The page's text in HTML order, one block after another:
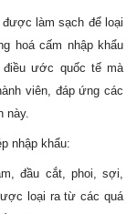
được làm sạch để loại
hoá cấm nhập khẩu
điều ước quốc tế mà
viên, đáp ứng các
này.
nhập khẩu:
đầu cắt, phoi, sợi,
loại ra từ các quá